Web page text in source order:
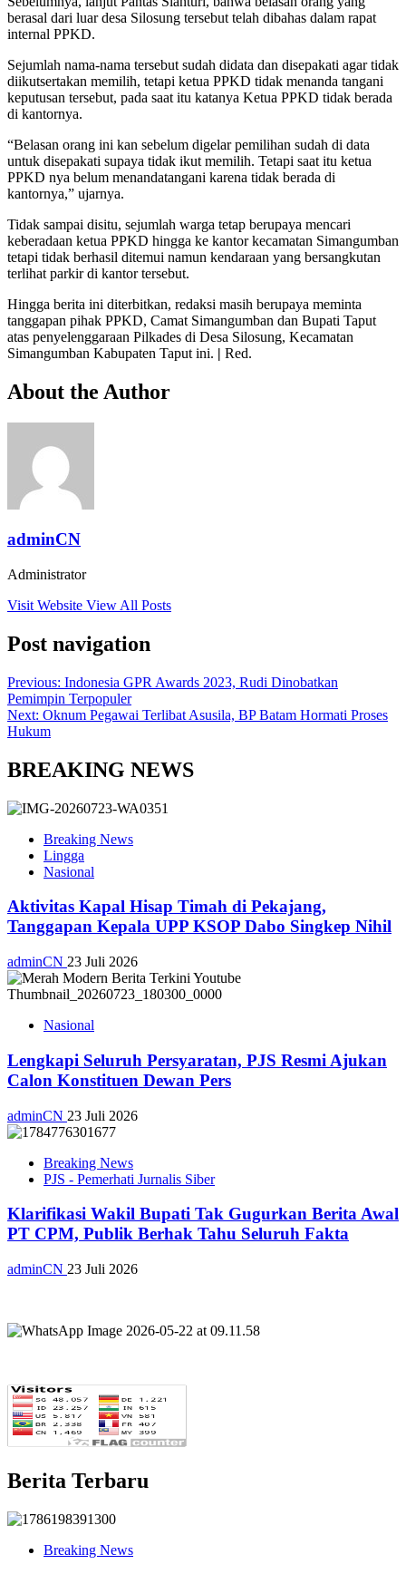
berasal dari luar desa Silosung tersebut telah dibahas dalam rapat
internal PPKD.
Sejumlah nama-nama tersebut sudah didata dan disepakati agar tidak
diikutsertakan memilih, tetapi ketua PPKD tidak menanda tangani
keputusan tersebut, pada saat itu katanya Ketua PPKD tidak berada
di kantornya.
“Belasan orang ini kan sebelum digelar pemilihan sudah di data
untuk disepakati supaya tidak ikut memilih. Tetapi saat itu ketua
PPKD nya belum menandatangani karena tidak berada di
kantornya,” ujarnya.
Tidak sampai disitu, sejumlah warga tetap berupaya mencari
keberadaan ketua PPKD hingga ke kantor kecamatan Simangumban
tetapi tidak berhasil ditemui namun kendaraan yang bersangkutan
terlihat parkir di kantor tersebut.
Hingga berita ini diterbitkan, redaksi masih berupaya meminta
tanggapan pihak PPKD, Camat Simangumban dan Bupati Taput
atas penyelenggaraan Pilkades di Desa Silosung, Kecamatan
Simangumban Kabupaten Taput ini. | Red.
About the Author
adminCN
Administrator
Visit Website View All Posts
Post navigation
Previous: Indonesia GPR Awards 2023, Rudi Dinobatkan
Pemimpin Terpopuler
Next: Oknum Pegawai Terlibat Asusila, BP Batam Hormati Proses
Hukum
BREAKING NEWS
Breaking News
Lingga
Nasional
Aktivitas Kapal Hisap Timah di Pekajang,
Tanggapan Kepala UPP KSOP Dabo Singkep Nihil
adminCN 23 Juli 2026
Nasional
Lengkapi Seluruh Persyaratan, PJS Resmi Ajukan
Calon Konstituen Dewan Pers
adminCN 23 Juli 2026
Breaking News
PJS - Pemerhati Jurnalis Siber
Klarifikasi Wakil Bupati Tak Gugurkan Berita Awal
PT CPM, Publik Berhak Tahu Seluruh Fakta
adminCN 23 Juli 2026
Berita Terbaru
Breaking News